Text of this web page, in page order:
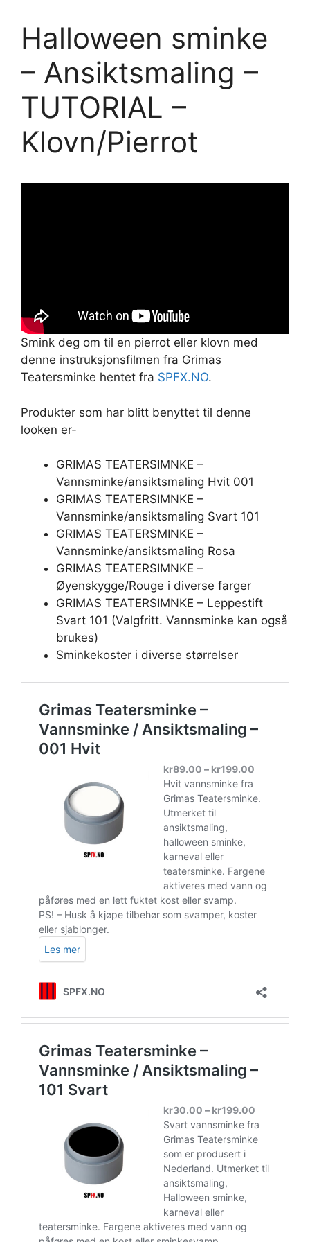
Halloween sminke
– Ansiktsmaling –
TUTORIAL –
Klovn/Pierrot
Smink deg om til en pierrot eller klovn med
denne instruksjonsfilmen fra Grimas
Teatersminke hentet fra SPFX.NO.
Produkter som har blitt benyttet til denne
looken er-
GRIMAS TEATERSIMNKE –
Vannsminke/ansiktsmaling Hvit 001
GRIMAS TEATERSIMNKE –
Vannsminke/ansiktsmaling Svart 101
GRIMAS TEATERSMINKE –
Vannsminke/ansiktsmaling Rosa
GRIMAS TEATERSIMNKE –
Øyenskygge/Rouge i diverse farger
GRIMAS TEATERSIMNKE – Leppestift
Svart 101 (Valgfritt. Vannsminke kan også
brukes)
Sminkekoster i diverse størrelser